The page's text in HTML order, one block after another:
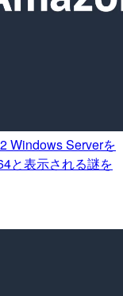
Windows Serverを
と表示される謎を